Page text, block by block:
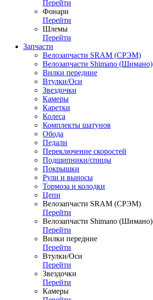
Перейти
Фонари
Перейти
Шлемы
Перейти
Запчасти
Велозапчасти SRAM (СРЭМ)
Велозапчасти Shimano (Шимано)
Вилки передние
Втулки/Оси
Звездочки
Камеры
Каретки
Колеса
Комплекты шатунов
Обода
Педали
Переключение скоростей
Подшипники/спицы
Покрышки
Рули и выносы
Тормоза и колодки
Цепи
Велозапчасти SRAM (СРЭМ)
Перейти
Велозапчасти Shimano (Шимано)
Перейти
Вилки передние
Перейти
Втулки/Оси
Перейти
Звездочки
Перейти
Камеры